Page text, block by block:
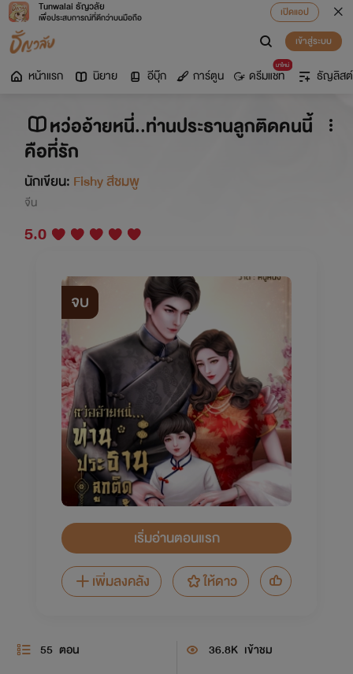
Tunwalai ธัญวลัย
เพื่อประสบการณ์ที่ดีกว่าบนมือถือ
เปิดแอป
เข้าสู่ระบบ
หน้าแรก นิยาย อีบุ๊ก การ์ตูน
มาใหม่
ดรีมแชท ธัญลิสต์
หว่ออ้ายหนี่..ท่านประธานลูกติดคนนี้
คือที่รัก
นักเขียน: Fishy สีชมพู
จีน
5.0
จบ
เริ่มอ่านตอนแรก
เพิ่มลงคลัง
ให้ดาว
55 ตอน 36.8K เข้าชม